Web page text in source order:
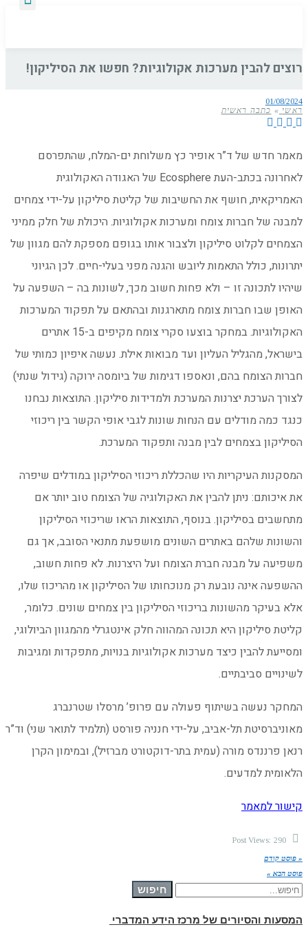
רוצים להבין מערכות אקולוגיות? חפשו את הסיליקון!
ראשי » כתבה ראשית
01/08/2024
מאמר חדש של ד”ר אופיר כץ משלוחת ים-המלח, שהתפרסם
לאחרונה בכתב-העת Ecosphere של האגודה האקולוגית
האמריקאית, חושף את החשיבות של קליטת סיליקון על-ידי צמחים
למבנה של חברות צומח ומערכות אקולוגיות. היכולת של חלק ממיני
הצמחים לקלוט סיליקון ולצבור אותו בגופם מספקת להם מגוון של
יתרונות, כולל התאמות ליובש והגנה מפני בעלי-חיים. לכן הגיוני
שיהיו לתכונה זו – ולא פחות חשוב מכך, לשונות בה – השפעה על
האופן שבו חברות צומח מתארגנות ובהתאם על תפקוד המערכות
האקולוגיות. במחקר בוצעו סקרי צומח מקיפים ב-15 אתרים
בישראל, מהגליל העליון ועד מבואות אילת. נעשה איפיון כמותי של
חברות הצומח בהם, ונאספו דגימות של ביומסה ירוקה (גידול שנתי)
לצורך הערכת יצרנות המערכת ולמדידות סיליקון. התוצאות נבחנו
כנגד כמה מודלים עם הנחות שונות לגבי אופי הקשר בין ריכוזי
הסיליקון בצמחים לבין מבנה ותפקוד המערכת.
המסקנות העיקריות היו שהכללת ריכוזי הסיליקון במודלים שיפרה
את איכותם: ניתן להבין את האקולוגיה של הצומח טוב יותר אם
מתחשבים בסיליקון. בנוסף, התוצאות הראו שריכוזי הסיליקון
והשונות שלהם באתרים השונים מושפעת מתנאי הסובב, אך גם
משפיעה על מבנה חברת הצומח ועל היצרנות. לא פחות חשוב,
ההשפעה אינה נובעת רק מנוכחותו של הסיליקון או מהריכוז שלו,
אלא בעיקר מהשונות בריכוזי הסיליקון בין צמחים שונים. כלומר,
קליטת סיליקון היא תכונה המהווה חלק אינטגרלי מהמגוון הביולוגי,
ומסייעת להבין כיצד מערכות אקולוגיות בנויות, מתפקדות ומגיבות
לשינויים סביבתיים.
המחקר נעשה בשיתוף פעולה עם פרופ’ מרסלו שטרנברג
מאוניברסיטת תל-אביב, על-ידי חנניה פורסט (תלמיד לתואר שני) וד”ר
רנאן פרננדס מורה (עמית בתר-דוקטורט מברזיל), ובמימון הקרן
הלאומית למדעים.
קישור למאמר
Post Views: 290
« פוסט קודם
פוסט הבא »
חיפוש עבור: חיפוש
המסעות והסיורים של מרכז הידע המדברי